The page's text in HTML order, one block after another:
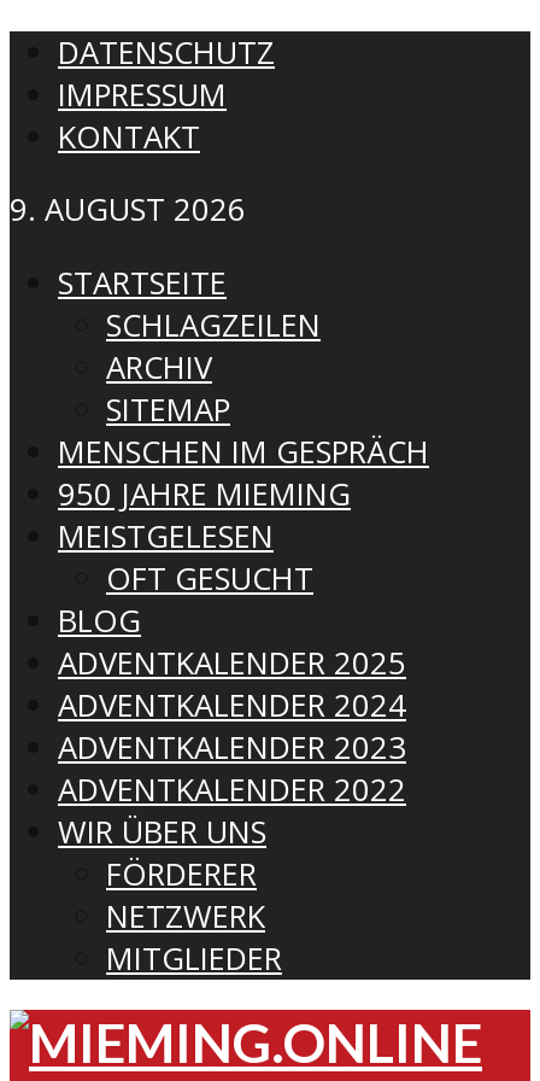
DATENSCHUTZ
IMPRESSUM
KONTAKT
9. AUGUST 2026
STARTSEITE
SCHLAGZEILEN
ARCHIV
SITEMAP
MENSCHEN IM GESPRÄCH
950 JAHRE MIEMING
MEISTGELESEN
OFT GESUCHT
BLOG
ADVENTKALENDER 2025
ADVENTKALENDER 2024
ADVENTKALENDER 2023
ADVENTKALENDER 2022
WIR ÜBER UNS
FÖRDERER
NETZWERK
MITGLIEDER